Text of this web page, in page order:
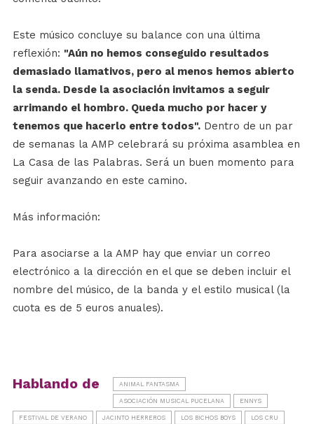
Este músico concluye su balance con una última
reflexión: "Aún no hemos conseguido resultados
demasiado llamativos, pero al menos hemos abierto
la senda. Desde la asociación invitamos a seguir
arrimando el hombro. Queda mucho por hacer y
tenemos que hacerlo entre todos".Dentro de un par
de semanas la AMP celebrará su próxima asamblea en
La Casa de las Palabras. Será un buen momento para
seguir avanzando en este camino.
Más información:
Para asociarse a la AMP hay que enviar un correo
electrónico a la dirección en el que se deben incluir el
nombre del músico, de la banda y el estilo musical (la
cuota es de 5 euros anuales).
Hablando de ANIMAL FANTASMA
ASOCIACIÓN MUSICAL PUCELANA ENNYS
FESTIVAL DE VERANO JACINTO HERREROS LOS BICHOS BOYS LOS CRU